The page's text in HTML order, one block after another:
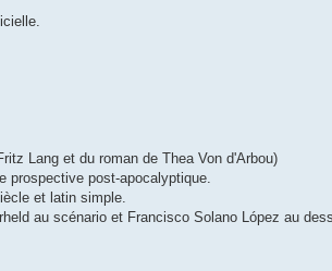
Lang et du roman de Thea Von d'Arbou)
prospective post-apocalyptique.
et latin simple.
au scénario et Francisco Solano López au